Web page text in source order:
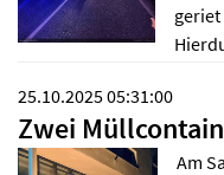
geriet
25.10.2025 05:31:00
Zwei
Am